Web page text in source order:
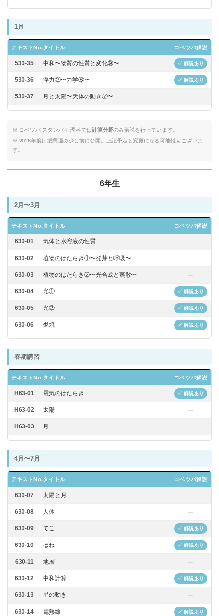
1月
テキストNo.タイトル コベツバ解説
530-35 中和〜物質の性質と変化⑨〜 ✓ 解説あり
530-36 浮力②〜力学⑧〜 ✓ 解説あり
530-37 月と太陽〜天体の動き⑦〜 —
※ コベツバ スタンバイ 理科では計算分野のみ解説を行っています。
※ 2026年度は授業週の少し前に公開。上記予定と変更になる可能性もございま
す。
6年生
2月〜3月
テキストNo.タイトル コベツバ解説
630-01 気体と水溶液の性質 —
630-02 植物のはたらき①〜発芽と呼吸〜 —
630-03 植物のはたらき②〜光合成と蒸散〜 —
630-04 光① ✓ 解説あり
630-05 光② ✓ 解説あり
630-06 燃焼 ✓ 解説あり
春期講習
テキストNo.タイトル コベツバ解説
H63-01 電気のはたらき ✓ 解説あり
H63-02 太陽 —
H63-03 月 —
4月〜7月
テキストNo.タイトル コベツバ解説
630-07 太陽と月 —
630-08 人体 —
630-09 てこ ✓ 解説あり
630-10 ばね ✓ 解説あり
630-11 地層 —
630-12 中和計算 ✓ 解説あり
630-13 星の動き —
630-14 電熱線 ✓ 解説あり